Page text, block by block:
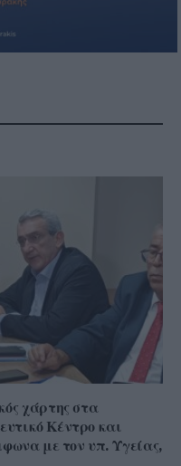
χάρτης στα
Κέντρο και
με τον υπ. Υγείας,